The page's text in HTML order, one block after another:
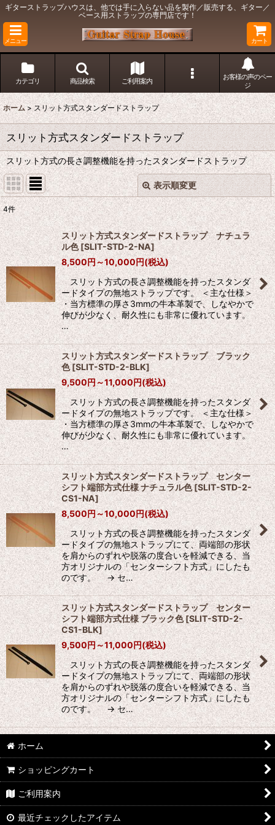
ギターストラップハウスは、他では手に入らない品を製作／販売する、ギター／
ベース用ストラップの専門店です！
メニュー カート
カテゴリ 商品検索 ご利用案内
お客様の声のペー
ジ
ホーム > スリット方式スタンダードストラップ
スリット方式スタンダードストラップ
スリット方式の長さ調整機能を持ったスタンダードストラップ
表示順変更
表示数:
在庫あり
並び順
絞り込む
閉じる
4件
スリット方式スタンダードストラップ ナチュラ
ル色 [SLIT-STD-2-NA]
8,500円～10,000円(税込)
スリット方式の長さ調整機能を持ったスタンダ
ードタイプの無地ストラップです。 ＜主な仕様＞
・当方標準の厚さ3mmの牛本革製で、しなやかで
伸びが少なく、耐久性にも非常に優れています。
…
スリット方式スタンダードストラップ ブラック
色 [SLIT-STD-2-BLK]
9,500円～11,000円(税込)
スリット方式の長さ調整機能を持ったスタンダ
ードタイプの無地ストラップです。 ＜主な仕様＞
・当方標準の厚さ3mmの牛本革製で、しなやかで
伸びが少なく、耐久性にも非常に優れています。
…
スリット方式スタンダードストラップ センター
シフト端部方式仕様 ナチュラル色[SLIT-STD-2-
CS1-NA]
8,500円～10,000円(税込)
スリット方式の長さ調整機能を持ったスタンダ
ードタイプの無地ストラップにて、両端部の形状
を肩からのずれや脱落の度合いを軽減できる、当
方オリジナルの「センターシフト方式」にしたも
のです。 → セ…
スリット方式スタンダードストラップ センター
シフト端部方式仕様 ブラック色[SLIT-STD-2-
CS1-BLK]
9,500円～11,000円(税込)
スリット方式の長さ調整機能を持ったスタンダ
ードタイプの無地ストラップにて、両端部の形状
を肩からのずれや脱落の度合いを軽減できる、当
方オリジナルの「センターシフト方式」にしたも
のです。 → セ…
ホーム
ショッピングカート
ご利用案内
最近チェックしたアイテム